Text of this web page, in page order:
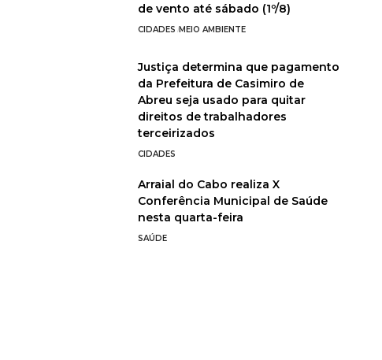
de vento até sábado (1º/8)
CIDADES MEIO AMBIENTE
Justiça determina que pagamento
da Prefeitura de Casimiro de
Abreu seja usado para quitar
direitos de trabalhadores
terceirizados
CIDADES
Arraial do Cabo realiza X
Conferência Municipal de Saúde
nesta quarta-feira
SAÚDE